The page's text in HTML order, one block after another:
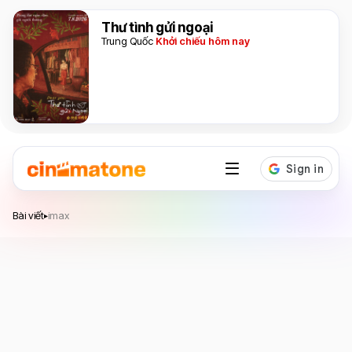
Thư tình gửi ngoại
Trung Quốc Khởi chiếu hôm nay
Bài viết▸imax